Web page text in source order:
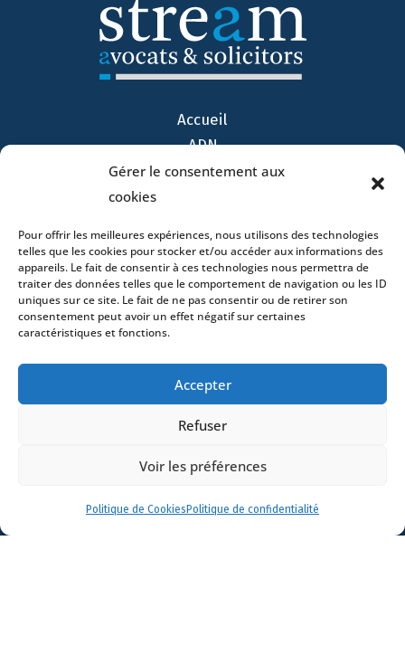
Gérer le consentement aux
cookies
Pour offrir les meilleures expériences, nous utilisons des technologies
telles que les cookies pour stocker et/ou accéder aux informations des
appareils. Le fait de consentir à ces technologies nous permettra de
traiter des données telles que le comportement de navigation ou les ID
uniques sur ce site. Le fait de ne pas consentir ou de retirer son
consentement peut avoir un effet négatif sur certaines
caractéristiques et fonctions.
Accepter
Refuser
Voir les préférences
Politique de Cookies Politique de confidentialité
Accueil
ADN
Activités
Avocats
Actualités
Contact
- 4 square Édouard VII – 75009 Paris – France –
3 boulevard de Louvain – 13008 Marseille – France –
Catherine – 33000 Bordeaux – France -